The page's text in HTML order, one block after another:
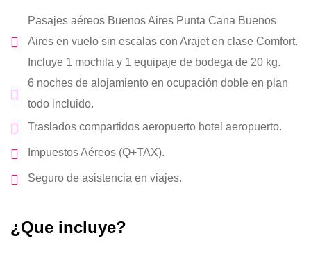
Pasajes aéreos Buenos Aires Punta Cana Buenos
Aires en vuelo sin escalas con Arajet en clase Comfort.
Incluye 1 mochila y 1 equipaje de bodega de 20 kg.
6 noches de alojamiento en ocupación doble en plan
todo incluido.
Traslados compartidos aeropuerto hotel aeropuerto.
Impuestos Aéreos (Q+TAX).
Seguro de asistencia en viajes.
¿Que incluye?